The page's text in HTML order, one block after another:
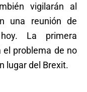
vigilarán al
una reunión de
La primera
el problema de no
lugar del Brexit.